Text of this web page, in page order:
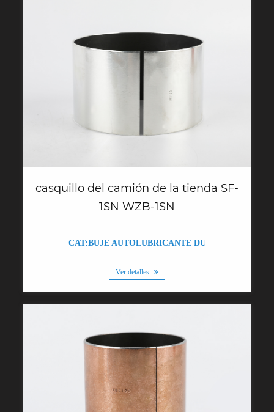
casquillo del camión de la tienda SF-
1SN WZB-1SN
CAT:BUJE AUTOLUBRICANTE DU
Ver detalles